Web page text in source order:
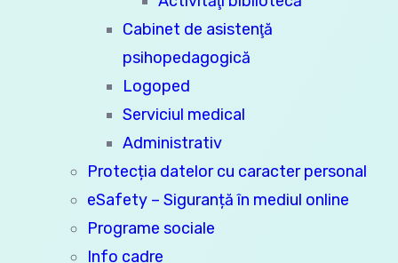
Cabinet de asistenţă
psihopedagogică
Logoped
Serviciul medical
Administrativ
Protecția datelor cu caracter personal
eSafety – Siguranță în mediul online
Programe sociale
Info cadre